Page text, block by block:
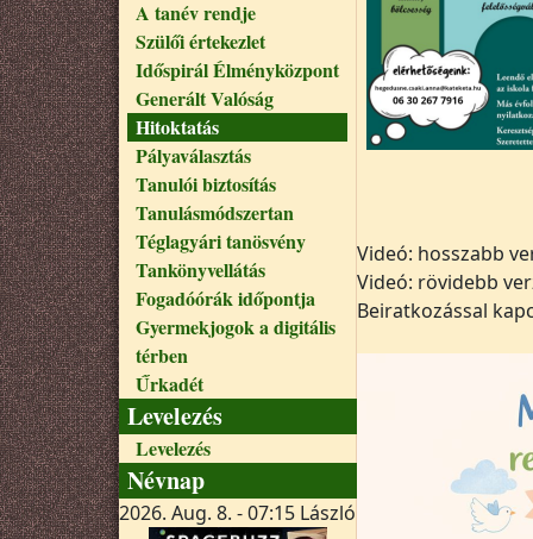
A tanév rendje
Szülői értekezlet
Időspirál Élményközpont
Generált Valóság
Hitoktatás
Pályaválasztás
Tanulói biztosítás
Tanulásmódszertan
Téglagyári tanösvény
Tankönyvellátás
Fogadóórák időpontja
Gyermekjogok a digitális
térben
Űrkadét
Levelezés
Levelezés
Névnap
2026. Aug. 8. - 07:15 László
Videó: hosszabb
Videó: rövidebb
Beiratkozással